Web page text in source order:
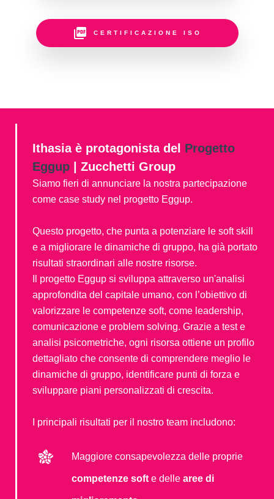
CERTIFICAZIONE ISO
Ithasia è protagonista del Progetto
Eggup | Zucchetti Group
Siamo fieri di annunciare la nostra partecipazione
come case study nel progetto Eggup.
Questo progetto, che punta a potenziare le soft skill
e a migliorare le dinamiche di gruppo, ha già portato
risultati straordinari alle nostre risorse.
Il progetto Eggup si sviluppa attraverso un'analisi
approfondita del capitale umano, con l’obiettivo di
valorizzare le competenze soft, come leadership,
comunicazione e problem solving. Grazie a test e
analisi psicometriche, ogni risorsa ottiene un profilo
dettagliato che consente di comprendere meglio le
dinamiche di gruppo, identificare punti di forza e
sviluppare piani personalizzati di crescita.
I principali risultati per il nostro team includono:
Maggiore consapevolezza delle proprie
competenze soft e delle aree di